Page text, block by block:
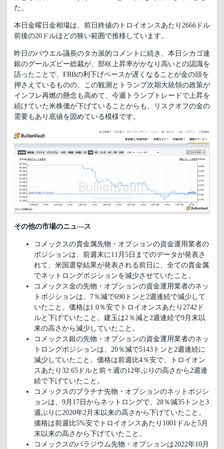
た。
本日金曜日金相場は、前日終値のトロイオンスあたり2666ドル
前後の20ドルほどの狭い範囲で推移しています。
昨日のパウエル議長のタカ派的コメントに続き、本日シカゴ連
銀のグールズビー総裁が、部㏍上昇率がかなり高いとの認識を
語ったことで、FRBの利下げペースが遅くなることが金の頭を
押さえているものの、この観測とトランプ次期大統領の政策が
インフレ再燃の懸念も高めて、今週トランプトレードで上昇を
続けていた米株価が下げていることからも、リスクオフの金の
需要もあり底値を固めている模様です。
その他の市場のニュ―ス
コメックスの貴金属先物・オプションの資金運用業者の
ポジションは、前週末に11月5日までのデータが発表さ
れて、米国選挙結果が発表される前日に、全ての貴金属
でネットロングポジションを減少させていたこと。
コメックス金の先物・オプションの資金運用業者のネッ
トポジションは、7％減で690トンと2週連続で減少して
いたこと。価格は1.0％安でトロイオンスあたり2742ド
ルと下げていたこと。建玉は2％減と2週連続で9月末以
来の高さから減少していたこと。
コメックス銀の先物・オプションの資金運用業者のネッ
トロングポジションは、20％減で5143トンと2週連続に
減少していたこと。価格は前週比4％安で、トロイオン
スあたり32.65ドルと前々週の12年ぶりの高さから2週連
続で下げていたこと。
コメックスのプラチナ先物・オプションのネットポジシ
ョンは、9月17日からネットロングで、28％減35トンと3
週ぶりに2020年2月末以来の高さから下げていたこと。
価格は前週比5%安でトロイオンスあたり1001ドルと5月
末以来の高さから下げていたこと。
コメックスのパラジウム先物・オプションは2022年10月